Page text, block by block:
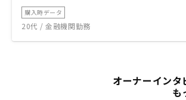
購入時データ
20代 / 金融機関勤務
オーナーインタ
も